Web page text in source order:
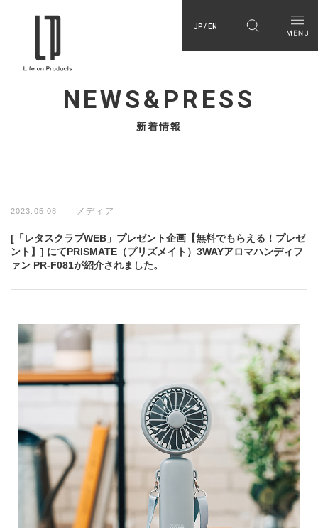
JP / EN
NEWS&PRESS
新着情報
2023.05.08 メディア
[「レタスクラブWEB」プレゼント企画【無料でもらえる！プレゼ
ント】] にてPRISMATE（プリズメイト）3WAYアロマハンディフ
ァン PR-F081が紹介されました。